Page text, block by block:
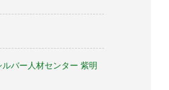
バー人材センター 紫明